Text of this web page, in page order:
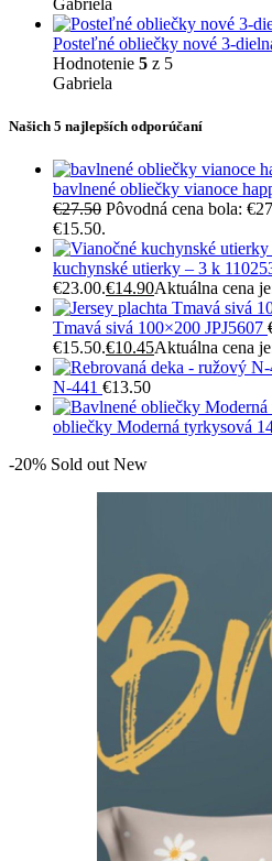
Gabriela
Posteľné obliečky nové 3-
Hodnotenie 5 z 5
Gabriela
Našich 5 najlepších odporúčaní
bavlnené obliečky vianoce
€27.50 Pôvodná cena bola:
€15.50.
kuchynské utierky – 3 k
€23.00.€14.90Aktuálna cena
Tmavá sivá 100×200 JPJ5607
€15.50.€10.45Aktuálna cena
N-441 €13.50
obliečky Moderná tyrkysová
-20% Sold out New